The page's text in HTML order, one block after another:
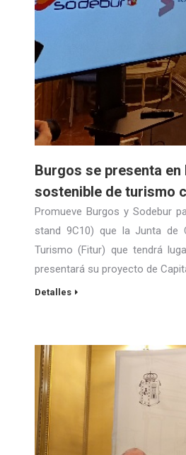
Burgos se presenta
sostenible de turismo
Promueve Burgos y Sodebur
stand 9C10) que la Junta de
Turismo (Fitur) que tendrá
presentará su proyecto de
Detalles